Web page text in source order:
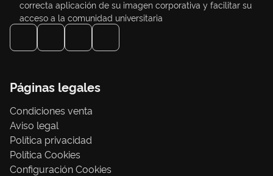
correcta aplicación de su imagen corporativa y facilitar su
acceso a la comunidad universitaria
Páginas legales
Condiciones venta
Aviso legal
Política privacidad
Política Cookies
Configuración Cookies